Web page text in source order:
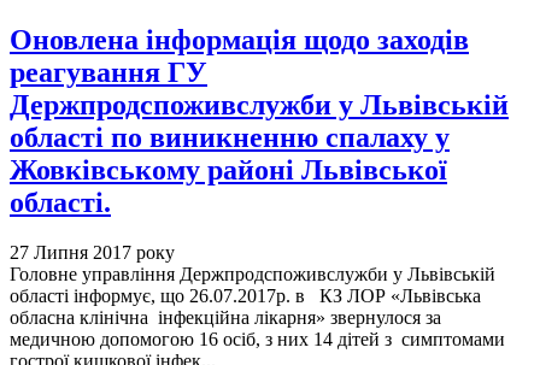
Оновлена інформація щодо заходів
реагування ГУ
Держпродспоживслужби у Львівській
області по виникненню спалаху у
Жовківському районі Львівської
області.
27 Липня 2017 року
Головне управління Держпродспоживслужби у Львівській
області інформує, що 26.07.2017р. в КЗ ЛОР «Львівська
обласна клінічна інфекційна лікарня» звернулося за
медичною допомогою 16 осіб, з них 14 дітей з симптомами